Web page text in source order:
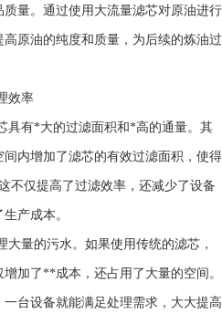
量。通过使用大流量滤芯对原油进行
原油的纯度和质量，为后续的炼油过
效率
具有*大的过滤面积和*高的通量。其
内增加了滤芯的有效过滤面积，使得
不仅提高了过滤效率，还减少了设备
产成本。
量的污水。如果使用传统的滤芯，
加了**成本，还占用了大量的空间。
台设备就能满足处理需求，大大提高